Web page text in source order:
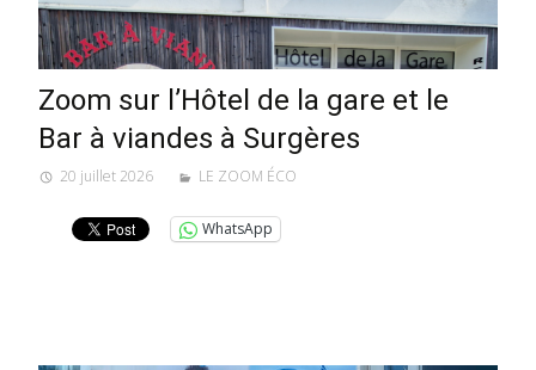
Zoom sur l’Hôtel de la gare et le
Bar à viandes à Surgères
20 juillet 2026 LE ZOOM ÉCO
WhatsApp